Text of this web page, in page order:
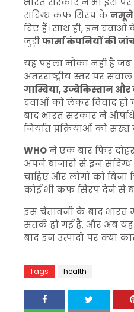
संदिग्ध कफ सिरप केनमूने
दिए हैं। साथ ही, इन
जुड़ीफार्मा कंपनियों की
यह पहला मौका नहीं है जब
अंतरराष्ट्रीय स्तर पर
गाम्बिया, उज्बेकिस्तान
दवाओं को लेकर विवाद
बाद भारत सरकार ने
निर्यात प्रक्रियाओं को
WHOने एक बार फिर
अपने बाजारों से इन संदिग्ध
चाहिए और लोगों को
कोई भी कफ सिरप देने से
इस चेतावनी के बाद भारत
सतर्क हो गई हैं, और अब
बाद इन उत्पादों पर क्या
Tags health